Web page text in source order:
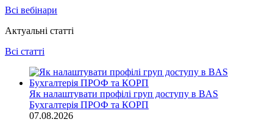
Всі вебінари
Актуальні статті
Всі статті
Як налаштувати профілі груп доступу в BAS
Бухгалтерія ПРОФ та КОРП
07.08.2026